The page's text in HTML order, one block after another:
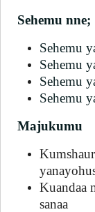
Sehemu nne;
Sehemu
Sehemu
Sehemu
Sehemu
Majukumu
Kuandaa
sanaa